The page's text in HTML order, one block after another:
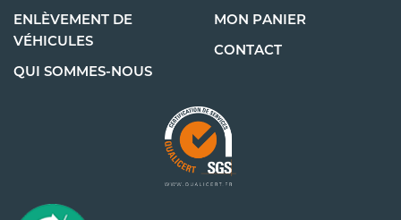
ENLÈVEMENT DE
VÉHICULES
QUI SOMMES-NOUS
MON PANIER
CONTACT